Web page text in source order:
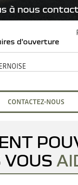
à nous
d'ouverture
08:30
CONTACTEZ-NOUS
VOUS